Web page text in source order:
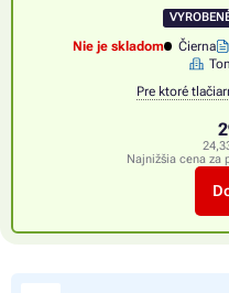
Nie je skladom Čierna
Pre ktoré
Najnižšia cena za